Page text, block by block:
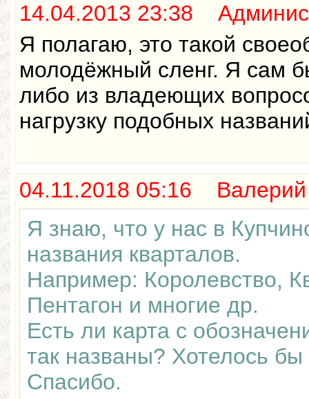
14.04.2013 23:38
Я полагаю, это такой
молодёжный сленг. Я сам
либо из владеющих
нагрузку подобных
04.11.2018 05:16 Валерий
Я знаю, что у нас в
названия кварталов.
Например: Королевство,
Пентагон и многие др.
Есть ли карта с
так названы? Хотелось бы
Спасибо.